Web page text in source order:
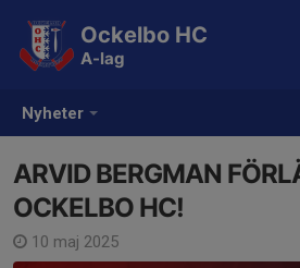
Nyheter
Ockelbo HC
A-lag
ARVID BERGMAN
OCKELBO HC!
10 maj 2025